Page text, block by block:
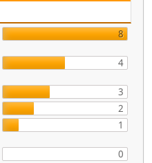
8
4
3
2
1
0